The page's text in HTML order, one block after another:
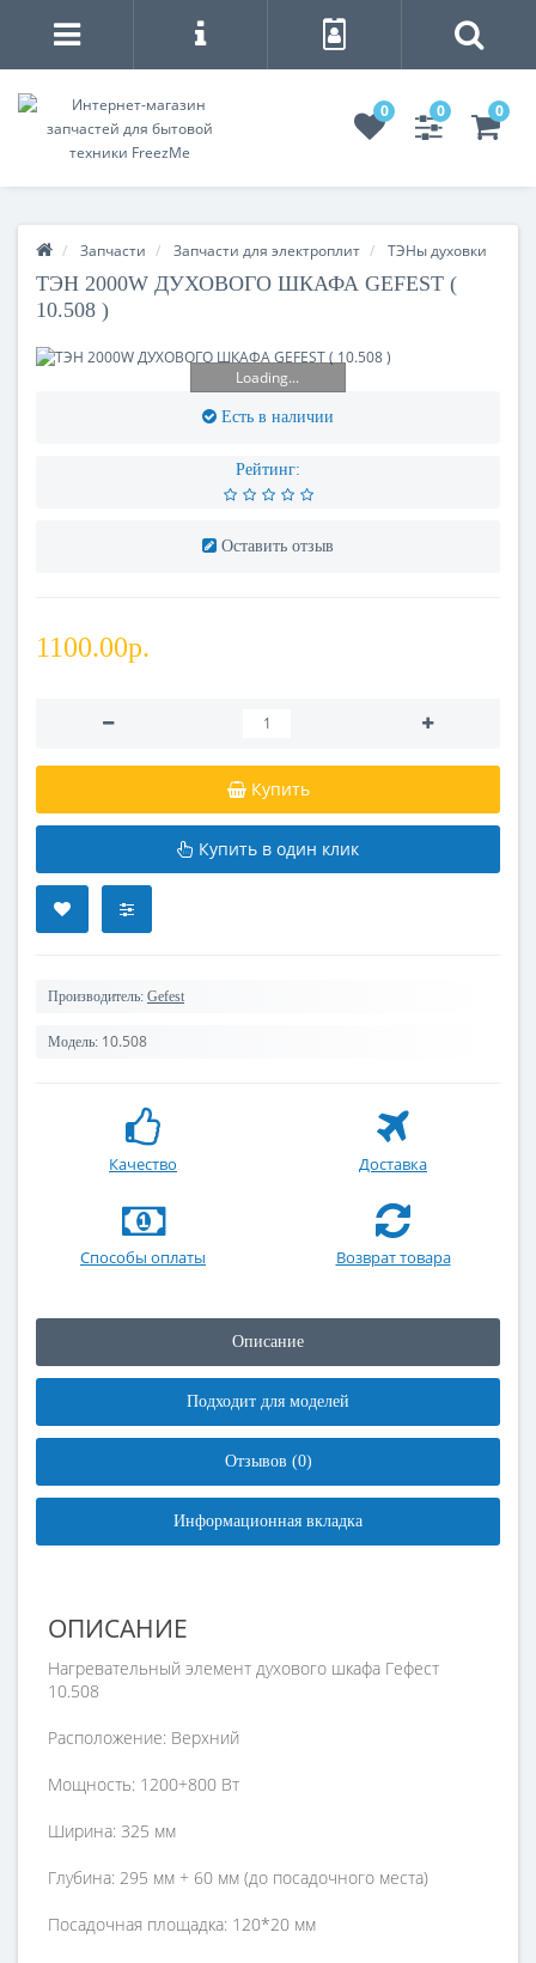
0 0 0
Запчасти Запчасти для электроплит ТЭНы духовки
ТЭН 2000W ДУХОВОГО ШКАФА GEFEST (
10.508 )
Loading...
Есть в наличии
Рейтинг:
Оставить отзыв
1100.00р.
Купить
Купить в один клик
Производитель: Gefest
Модель: 10.508
Качество Доставка
Способы оплаты Возврат товара
Описание
Подходит для моделей
Отзывов (0)
Информационная вкладка
ОПИСАНИЕ
Нагревательный элемент духового шкафа Гефест
10.508
Расположение: Верхний
Мощность: 1200+800 Вт
Ширина: 325 мм
Глубина: 295 мм + 60 мм (до посадочного места)
Посадочная площадка: 120*20 мм